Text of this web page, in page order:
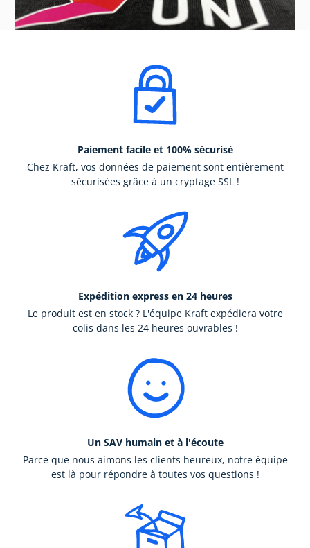
Paiement facile et 100% sécurisé
Chez Kraft, vos données de paiement sont entièrement
sécurisées grâce à un cryptage SSL !
Expédition express en 24 heures
Le produit est en stock ? L'équipe Kraft expédiera votre
colis dans les 24 heures ouvrables !
Un SAV humain et à l'écoute
Parce que nous aimons les clients heureux, notre équipe
est là pour répondre à toutes vos questions !